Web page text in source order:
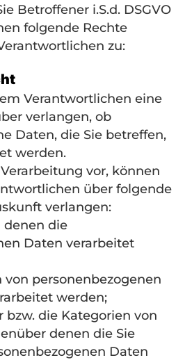
Betroffener i.S.d. DSGVO
folgende Rechte
zu:
Verantwortlichen eine
verlangen, ob
Daten, die Sie betreffen,
werden.
vor, können
über folgende
verlangen:
denen die
Daten verarbeitet
von personenbezogenen
werden;
bzw. die Kategorien von
denen die Sie
Daten